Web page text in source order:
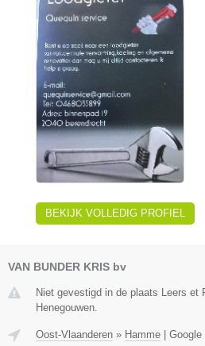
BEKIJK VOLLEDIG PROFIEL
VAN BUNDER KRIS bv
Niet gevestigd in de plaats Leers et
Henegouwen.
Oost-Vlaanderen » Hamme Google